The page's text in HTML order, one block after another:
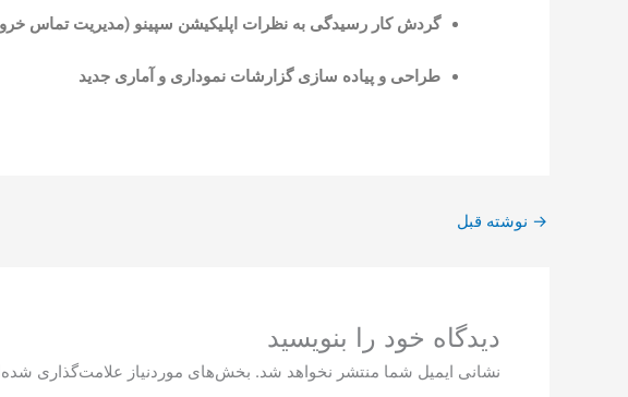
گردش کار رسیدگی به نظرات اپلیکیشن سپینو (مدیریت تماس
طراحی و پیاده سازی گزارشات نموداری و آماری جدید
→ نوشته قبل
دیدگاه‌ خود را بنویسید
نشانی ایمیل شما منتشر نخواهد شد. بخش‌های موردنیاز علامت‌گذاری